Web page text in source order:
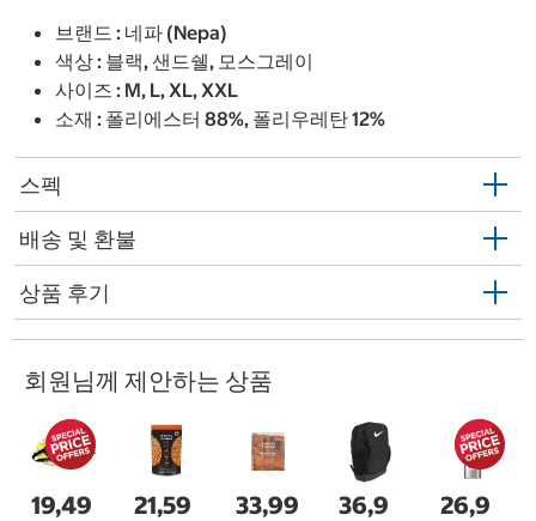
브랜드 : 네파 (Nepa)
색상 : 블랙, 샌드쉘, 모스그레이
사이즈 : M, L, XL, XXL
소재 : 폴리에스터 88%, 폴리우레탄 12%
스펙
배송 및 환불
상품 후기
회원님께 제안하는 상품
19,49
21,59
33,99
36,9
26,9